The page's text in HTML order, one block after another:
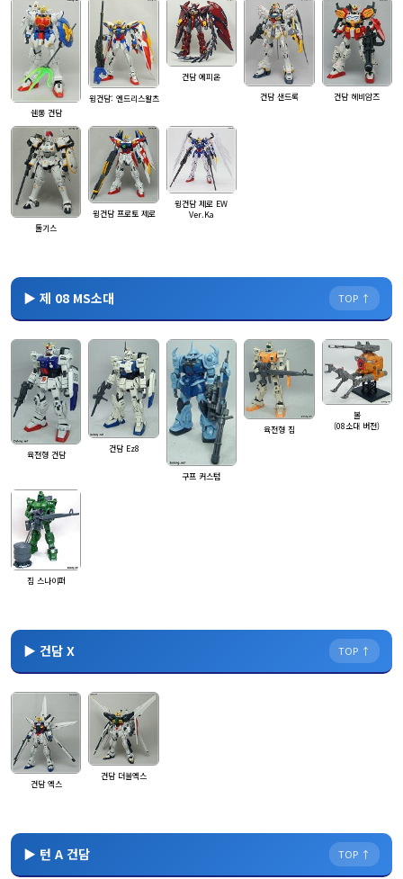
쉔롱 건담
윙건담: 엔드리스왈츠
건담 에피온
건담 샌드록
건담 헤비암즈
톨기스
윙건담 프로토 제로
윙건담 제로 EW
Ver.Ka
▶ 제 08 MS소대 TOP ↑
육전형 건담
건담 Ez8
구프 커스텀
육전형 짐
볼
(08소대 버전)
짐 스나이퍼
▶ 건담 X TOP ↑
건담 엑스
건담 더블엑스
▶ 턴 A 건담 TOP ↑